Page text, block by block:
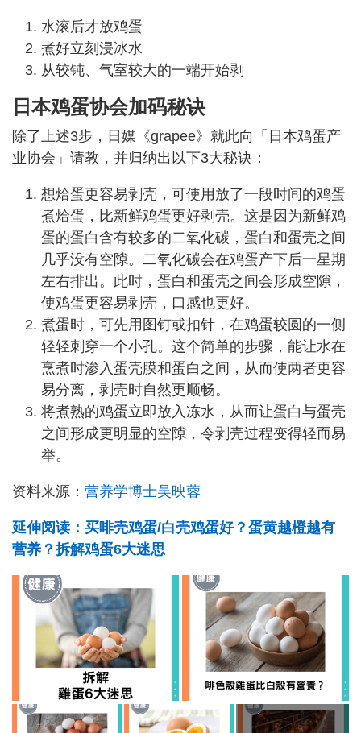
水滚后才放鸡蛋
煮好立刻浸冰水
从较钝、气室较大的一端开始剥
日本鸡蛋协会加码秘诀
除了上述3步，日媒《grapee》就此向「日本鸡蛋产
业协会」请教，并归纳出以下3大秘诀：
想烚蛋更容易剥壳，可使用放了一段时间的鸡蛋
煮烚蛋，比新鲜鸡蛋更好剥壳。这是因为新鲜鸡
蛋的蛋白含有较多的二氧化碳，蛋白和蛋壳之间
几乎没有空隙。二氧化碳会在鸡蛋产下后一星期
左右排出。此时，蛋白和蛋壳之间会形成空隙，
使鸡蛋更容易剥壳，口感也更好。
煮蛋时，可先用图钉或扣针，在鸡蛋较圆的一侧
轻轻刺穿一个小孔。这个简单的步骤，能让水在
烹煮时渗入蛋壳膜和蛋白之间，从而使两者更容
易分离，剥壳时自然更顺畅。
将煮熟的鸡蛋立即放入冻水，从而让蛋白与蛋壳
之间形成更明显的空隙，令剥壳过程变得轻而易
举。
资料来源： 营养学博士吴映蓉
延伸阅读：买啡壳鸡蛋/白壳鸡蛋好？蛋黄越橙越有
营养？拆解鸡蛋6大迷思